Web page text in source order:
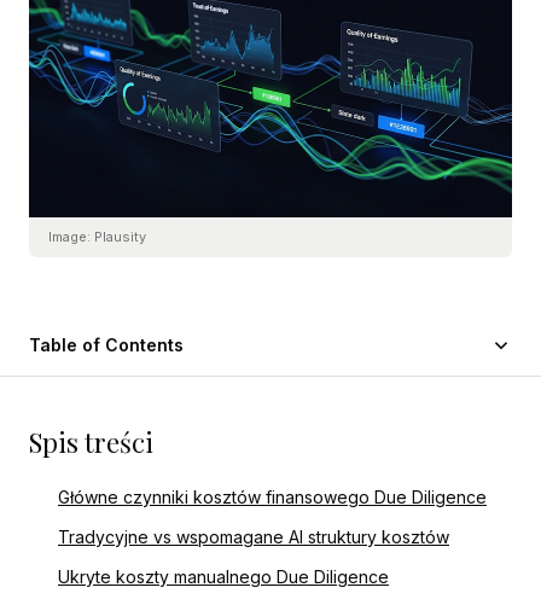
Image: Plausity
Table of Contents
Spis treści
Główne czynniki kosztów finansowego Due Diligence
Tradycyjne vs wspomagane AI struktury kosztów
Ukryte koszty manualnego Due Diligence